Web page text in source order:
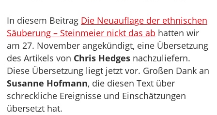
In diesem Beitrag Die Neuauflage der ethnischen
Säuberung – Steinmeier nickt das ab hatten wir
am 27. November angekündigt, eine Übersetzung
des Artikels von Chris Hedges nachzuliefern.
Diese Übersetzung liegt jetzt vor. Großen Dank an
Susanne Hofmann, die diesen Text über
schreckliche Ereignisse und Einschätzungen
übersetzt hat.